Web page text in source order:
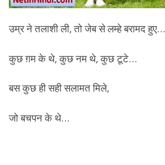
उम्र ने तलाशी ली, तो जेब से लम्हे बरामद हुए…
कुछ ग़म के थे, कुछ नम थे, कुछ टूटे…
बस कुछ ही सही सलामत मिले,
जो बचपन के थे…